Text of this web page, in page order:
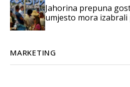
Jahorina prepuna
umjesto mora izabrali
MARKETING